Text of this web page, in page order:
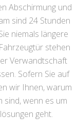
Abschirmung und
sind 24 Stunden
niemals längere
stehen
Verwandtschaft
Sofern Sie auf
wir Ihnen, warum
sind, wenn es um
geht.